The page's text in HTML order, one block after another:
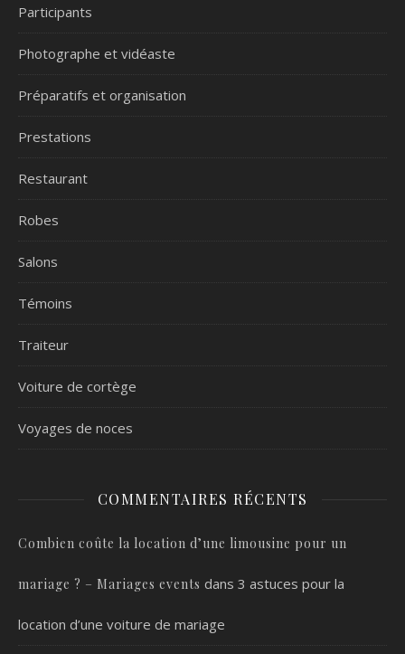
Participants
Photographe et vidéaste
Préparatifs et organisation
Prestations
Restaurant
Robes
Salons
Témoins
Traiteur
Voiture de cortège
Voyages de noces
COMMENTAIRES RÉCENTS
Combien coûte la location d’une limousine pour un
mariage ? – Mariages events dans 3 astuces pour la
location d’une voiture de mariage